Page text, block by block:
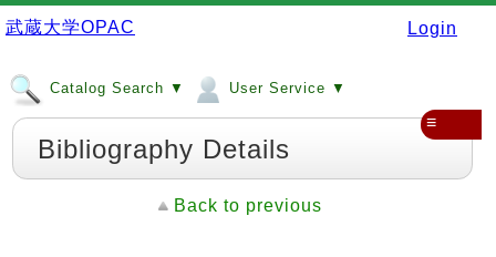
武蔵大学OPAC Login
Catalog Search ▼ User Service ▼
≡
Bibliography Details
Back to previous